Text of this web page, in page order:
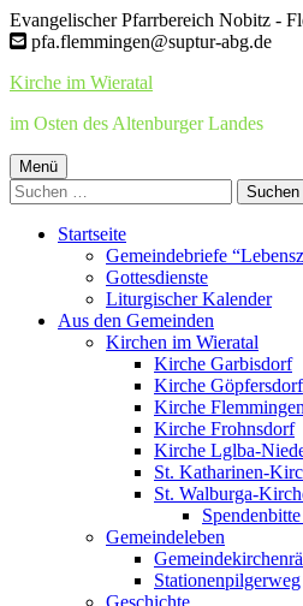
Springe
zum
Evangelischer Pfarrbereich Nobitz -
pfa.flemmingen@suptur-abg.de
Kirche im Wieratal
im Osten des Altenburger Landes
Primäres
Menü
Menü
Suchen
nach:
Startseite
Gemeindebriefe
Gottesdienste
Liturgischer Kalender
Aus den Gemeinden
Kirchen im Wieratal
Kirche Garbisdorf
Kirche Göpfersdorf
Kirche Flemmingen
Kirche Frohnsdorf
Kirche Lglba-
St. Katharinen-
St. Walburga-
Gemeindeleben
Stationenpilgerweg
Geschichte